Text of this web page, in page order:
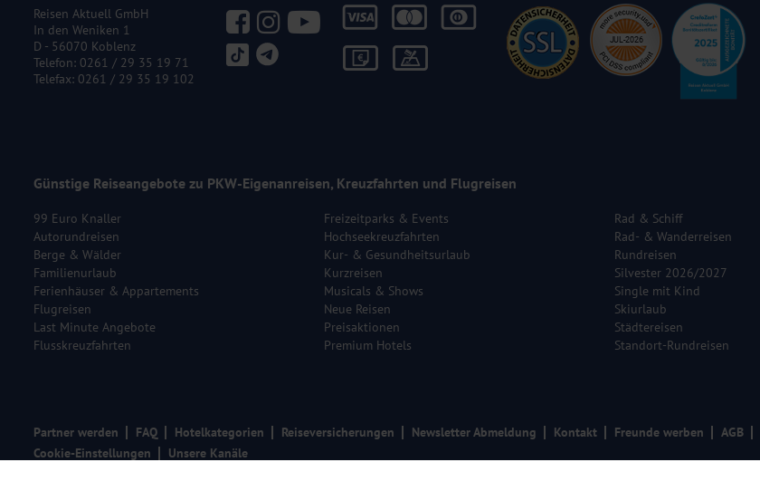
Reisen Aktuell GmbH
In den Weniken 1
D - 56070 Koblenz
Telefon: 0261 / 29 35 19 71
Telefax: 0261 / 29 35 19 102
Günstige Reiseangebote zu PKW-Eigenanreisen, Kreuzfahrten und Flugreisen
99 Euro Knaller
Autorundreisen
Berge & Wälder
Familienurlaub
Ferienhäuser & Appartements
Flugreisen
Last Minute Angebote
Flusskreuzfahrten
Freizeitparks & Events
Hochseekreuzfahrten
Kur- & Gesundheitsurlaub
Kurzreisen
Musicals & Shows
Neue Reisen
Preisaktionen
Premium Hotels
Rad & Schiff
Rad- & Wanderreisen
Rundreisen
Silvester 2026/2027
Single mit Kind
Skiurlaub
Städtereisen
Standort-Rundreisen
Partner werden FAQ Hotelkategorien Reiseversicherungen Newsletter Abmeldung Kontakt Freunde werben AGB
Cookie-Einstellungen
Unsere Kanäle